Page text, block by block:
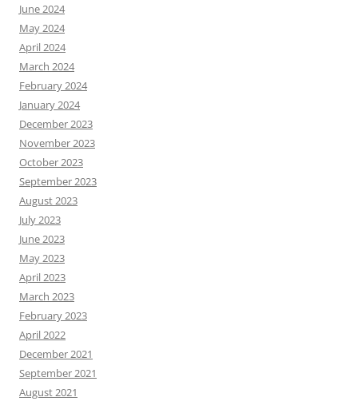
June 2024
May 2024
April 2024
March 2024
February 2024
January 2024
December 2023
November 2023
October 2023
September 2023
August 2023
July 2023
June 2023
May 2023
April 2023
March 2023
February 2023
April 2022
December 2021
September 2021
August 2021